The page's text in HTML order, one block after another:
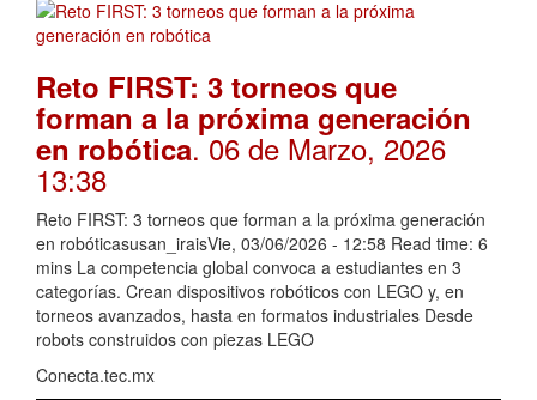
Reto FIRST: 3 torneos que
forman a la próxima generación
en robótica. 06 de Marzo, 2026
13:38
Reto FIRST: 3 torneos que forman a la próxima generación
en robóticasusan_iraisVie, 03/06/2026 - 12:58 Read time: 6
mins La competencia global convoca a estudiantes en 3
categorías. Crean dispositivos robóticos con LEGO y, en
torneos avanzados, hasta en formatos industriales Desde
robots construidos con piezas LEGO
Conecta.tec.mx